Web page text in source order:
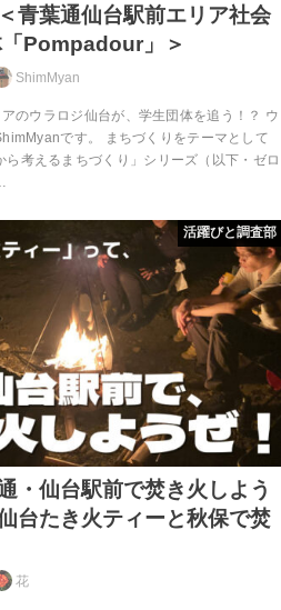
青葉通仙台駅前エリア社会
Pompadour」＞
ShimMyan
のウラロジ仙台が、学生団体を追う！？ ウ
です。 まちづくりをテーマとして
ら考えるまちづくり」シリーズ（以下・ゼロ
活躍びと調査部
・仙台駅前で焚き火しよう
台たき火ティーと秋保で焚
花